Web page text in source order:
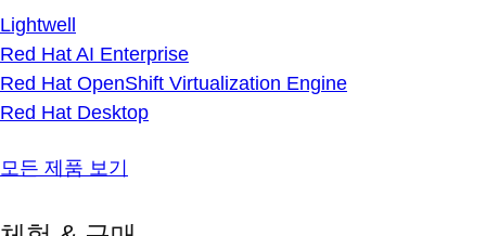
Lightwell
Red Hat AI Enterprise
Red Hat OpenShift Virtualization Engine
Red Hat Desktop
모든 제품 보기